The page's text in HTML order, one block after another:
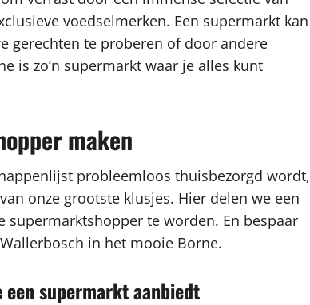
voedselmerken. Een supermarkt kan
gerechten te proberen of door andere
is zo’n supermarkt waar je alles kunt
maken
probleemloos thuisbezorgd wordt,
onze grootste klusjes. Hier delen we een
te worden. En bespaar
in het mooie Borne.
supermarkt aanbiedt